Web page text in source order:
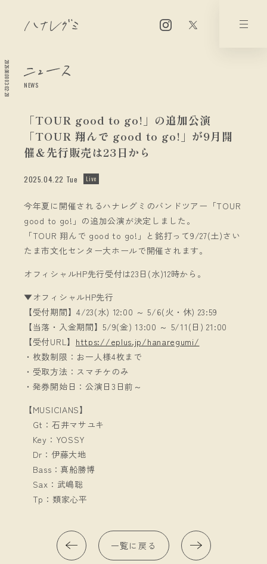
2026.08.08 03:02:28 NEWS
「TOUR good to go!」の追加公演
「TOUR 翔んで good to go!」が9月開
催＆先行販売は23日から
2025.04.22 Tue Live
今年夏に開催されるハナレグミのバンドツアー「TOUR
good to go!」の追加公演が決定しました。
「TOUR 翔んで good to go!」と銘打って9/27(土)さい
たま市文化センター大ホールで開催されます。
オフィシャルHP先行受付は23日(水)12時から。
▼オフィシャルHP先行
【受付期間】4/23(水) 12:00 ～ 5/6(火・休) 23:59
【当落・入金期間】5/9(金) 13:00 ～ 5/11(日) 21:00
【受付URL】 https://eplus.jp/hanaregumi/
・枚数制限：お一人様4枚まで
・受取方法：スマチケのみ
・発券開始日：公演日3日前～
【MUSICIANS】
Gt：石井マサユキ
Key：YOSSY
Dr：伊藤大地
Bass：真船勝博
Sax：武嶋聡
Tp：類家心平
一覧に戻る